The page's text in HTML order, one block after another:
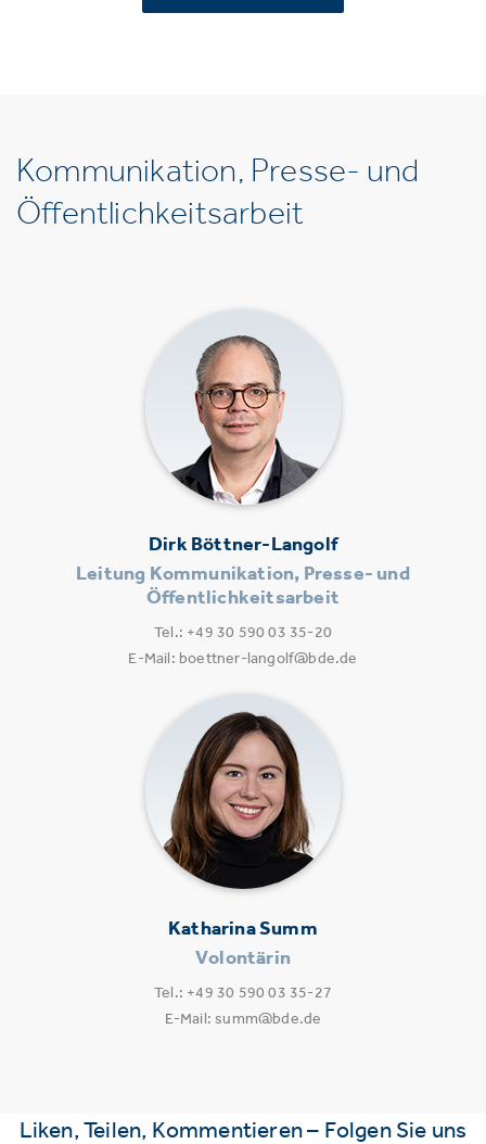
Kommunikation, Presse- und
Öffentlichkeitsarbeit
Dirk Böttner-Langolf
Leitung Kommunikation, Presse- und
Öffentlichkeitsarbeit
Tel.: +49 30 590 03 35-20
E-Mail: boettner-langolf@bde.de
Katharina Summ
Volontärin
Tel.: +49 30 590 03 35-27
E-Mail: summ@bde.de
Liken, Teilen, Kommentieren – Folgen Sie uns